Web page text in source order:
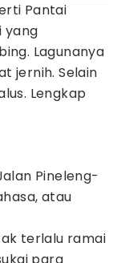
Pantai
yang
Lagunanya
jernih. Selain
Lengkap
Pineleng-
atau
terlalu ramai